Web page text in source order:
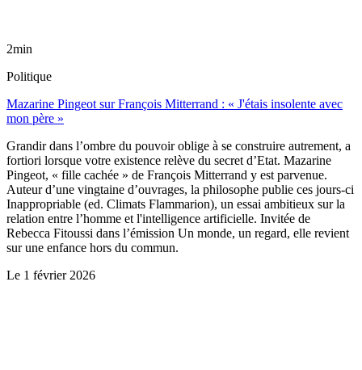
2min
Politique
Mazarine Pingeot sur François Mitterrand : « J'étais insolente avec
mon père »
Grandir dans l’ombre du pouvoir oblige à se construire autrement, a
fortiori lorsque votre existence relève du secret d’Etat. Mazarine
Pingeot, « fille cachée » de François Mitterrand y est parvenue.
Auteur d’une vingtaine d’ouvrages, la philosophe publie ces jours-ci
Inappropriable (ed. Climats Flammarion), un essai ambitieux sur la
relation entre l’homme et l'intelligence artificielle. Invitée de
Rebecca Fitoussi dans l’émission Un monde, un regard, elle revient
sur une enfance hors du commun.
Le 1 février 2026